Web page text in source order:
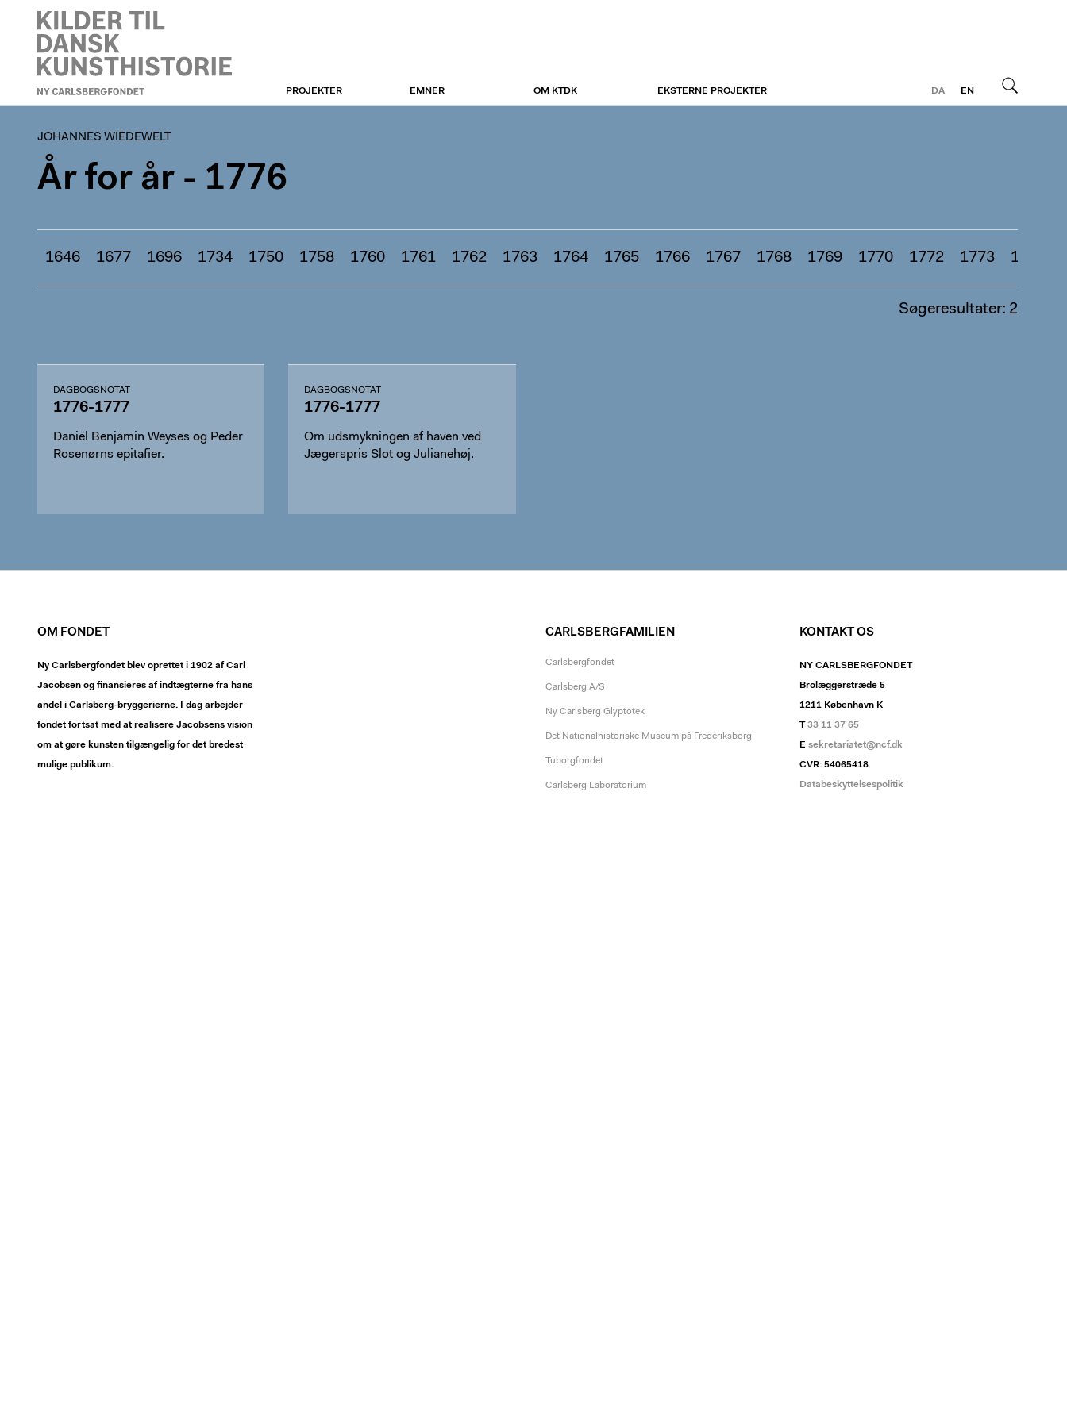
JOHANNES WIEDEWELT
DA
EN
PROJEKTER EMNER OM KTDK EKSTERNE PROJEKTER
JOHANNES WIEDEWELT
År for år - 1776
1646 1677 1696 1734 1750 1758 1760 1761 1762 1763 1764 1765 1766 1767 1768 1769 1770 1772 1773 1774
Søgeresultater: 2
DAGBOGSNOTAT
1776-1777
Daniel Benjamin Weyses og Peder
Rosenørns epitafier.
DAGBOGSNOTAT
1776-1777
Om udsmykningen af haven ved
Jægerspris Slot og Julianehøj.
OM FONDET
Ny Carlsbergfondet blev oprettet i 1902 af Carl
Jacobsen og finansieres af indtægterne fra hans
andel i Carlsberg-bryggerierne. I dag arbejder
fondet fortsat med at realisere Jacobsens vision
om at gøre kunsten tilgængelig for det bredest
mulige publikum.
CARLSBERGFAMILIEN
Carlsbergfondet
Carlsberg A/S
Ny Carlsberg Glyptotek
Det Nationalhistoriske Museum på Frederiksborg
Tuborgfondet
Carlsberg Laboratorium
KONTAKT OS
NY CARLSBERGFONDET
Brolæggerstræde 5
1211 København K
T33 11 37 65
E sekretariatet@ncf.dk
CVR: 54065418
Databeskyttelsespolitik